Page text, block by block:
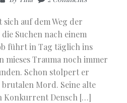
auf dem Weg der
Suchen nach einem
führt in Tag täglich ins
mieses Trauma noch immer
Schon stolpert er
Mord. Seine alte
Konkurrent Densch […]